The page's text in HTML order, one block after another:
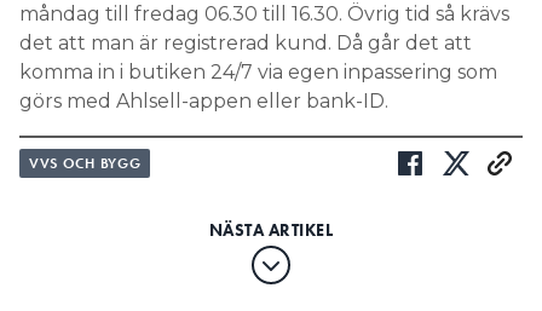
måndag till fredag 06.30 till 16.30. Övrig tid så krävs
det att man är registrerad kund. Då går det att
komma in i butiken 24/7 via egen inpassering som
görs med Ahlsell-appen eller bank-ID.
VVS OCH BYGG